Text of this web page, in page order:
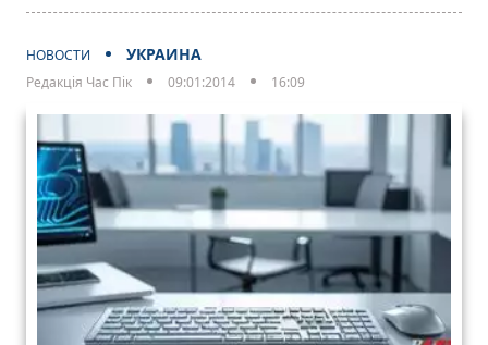
НОВОСТИ УКРАИНА
Редакція Час Пік 09:01:2014 16:09